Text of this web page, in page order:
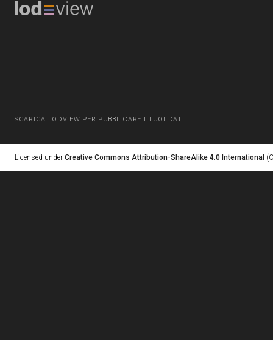
SCARICA LODVIEW PER PUBBLICARE I TUOI DATI
Licensed under Creative Commons Attribution-ShareAlike 4.0 International